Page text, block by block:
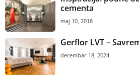
cementa
maj 10, 2018
Gerflor LVT –
decembar 18, 2024